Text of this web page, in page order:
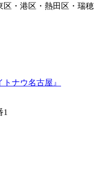
区・港区・熱田区・瑞穂
1